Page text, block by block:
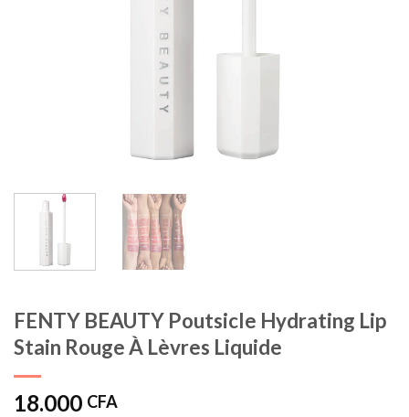
FENTY BEAUTY Poutsicle Hydrating Lip
Stain Rouge À Lèvres Liquide
18.000 CFA